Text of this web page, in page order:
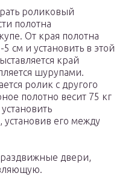
роликовый
полотна
От края полотна
см и установить в этой
край
шурупами.
ролик с другого
полотно весит 75 кг
его между
двери,